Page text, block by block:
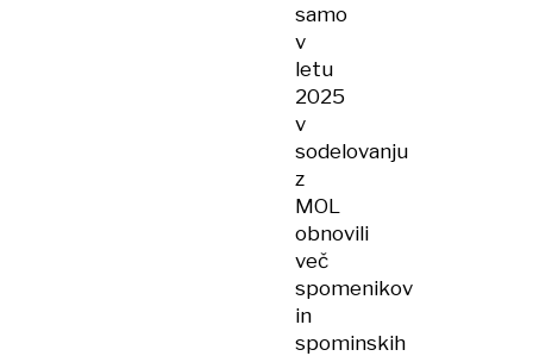
samo
v
letu
2025
v
sodelovanju
z
MOL
obnovili
več
spomenikov
in
spominskih